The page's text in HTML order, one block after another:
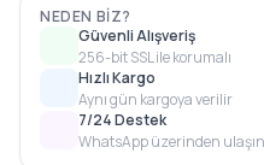
NEDEN BIZ?
Güvenli Alışveriş
256-bit SSL ile korumalı
Hızlı Kargo
Aynı gün kargoya verilir
7/24 Destek
WhatsApp üzerinden ulaşın